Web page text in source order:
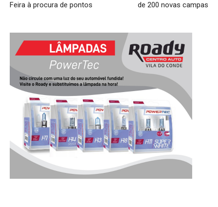
Feira à procura de pontos
de 200 novas campas